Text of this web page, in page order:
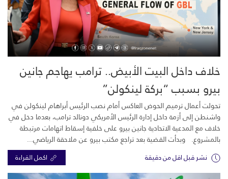
خلاف داخل البيت الأبيض.. ترامب يهاجم جانين
بيرو بسبب “بركة لينكولن”
تحولت أعمال ترميم الحوض العاكس أمام نصب الرئيس أبراهام لينكولن في
واشنطن إلى أزمة داخل إدارة الرئيس الأمريكي دونالد ترامب، بعدما دخل في
خلاف مع المدعية الاتحادية جانين بيرو على خلفية إسقاط اتهامات مرتبطة
بالمشروع. وبدأت القضية بعد تراجع مكتب بيرو عن ملاحقة الرياضي...
نشر قبل اقل من دقيقة اكمل القراءة